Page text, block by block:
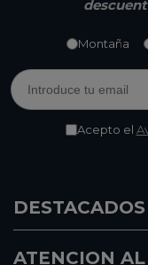
Montaña
Acepto el
DESTACADOS
ATENCION